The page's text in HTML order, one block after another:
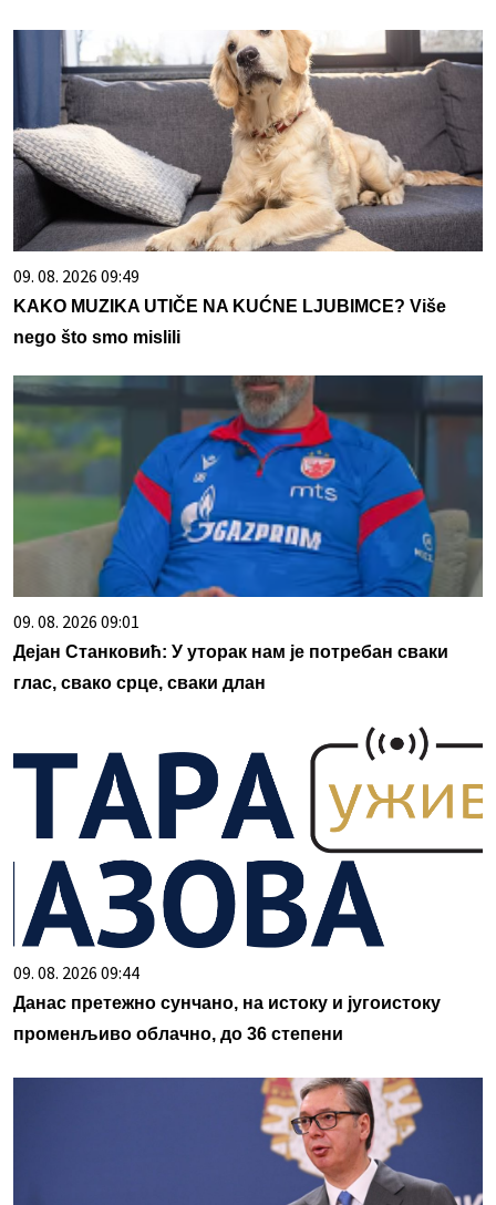
09. 08. 2026 09:49
KAKO MUZIKA UTIČE NA KUĆNE LJUBIMCE? Više
nego što smo mislili
09. 08. 2026 09:01
Дејан Станковић: У уторак нам је потребан сваки
глас, свако срце, сваки длан
09. 08. 2026 09:44
Данас претежно сунчано, на истоку и југоистоку
променљиво облачно, до 36 степени